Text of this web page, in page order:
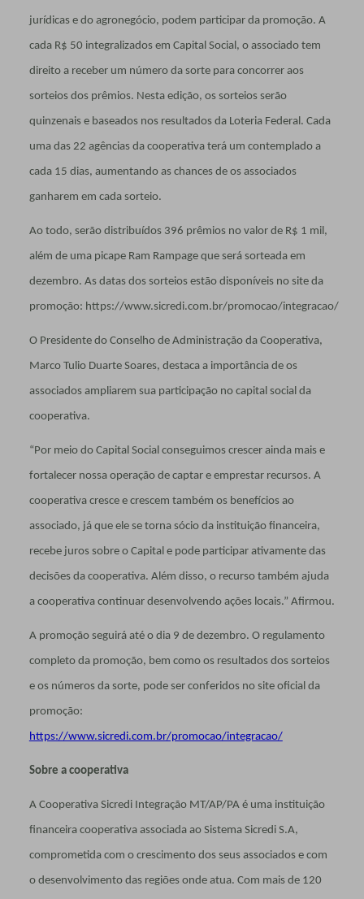
jurídicas e do agronegócio, podem participar da promoção. A
cada R$ 50 integralizados em Capital Social, o associado tem
direito a receber um número da sorte para concorrer aos
sorteios dos prêmios. Nesta edição, os sorteios serão
quinzenais e baseados nos resultados da Loteria Federal. Cada
uma das 22 agências da cooperativa terá um contemplado a
cada 15 dias, aumentando as chances de os associados
ganharem em cada sorteio.
Ao todo, serão distribuídos 396 prêmios no valor de R$ 1 mil,
além de uma picape Ram Rampage que será sorteada em
dezembro. As datas dos sorteios estão disponíveis no site da
promoção: https://www.sicredi.com.br/promocao/integracao/
O Presidente do Conselho de Administração da Cooperativa,
Marco Tulio Duarte Soares, destaca a importância de os
associados ampliarem sua participação no capital social da
cooperativa.
“Por meio do Capital Social conseguimos crescer ainda mais e
fortalecer nossa operação de captar e emprestar recursos. A
cooperativa cresce e crescem também os benefícios ao
associado, já que ele se torna sócio da instituição financeira,
recebe juros sobre o Capital e pode participar ativamente das
decisões da cooperativa. Além disso, o recurso também ajuda
a cooperativa continuar desenvolvendo ações locais.” Afirmou.
A promoção seguirá até o dia 9 de dezembro. O regulamento
completo da promoção, bem como os resultados dos sorteios
e os números da sorte, pode ser conferidos no site oficial da
promoção:
https://www.sicredi.com.br/promocao/integracao/
Sobre a cooperativa
A Cooperativa Sicredi Integração MT/AP/PA é uma instituição
financeira cooperativa associada ao Sistema Sicredi S.A,
comprometida com o crescimento dos seus associados e com
o desenvolvimento das regiões onde atua. Com mais de 120